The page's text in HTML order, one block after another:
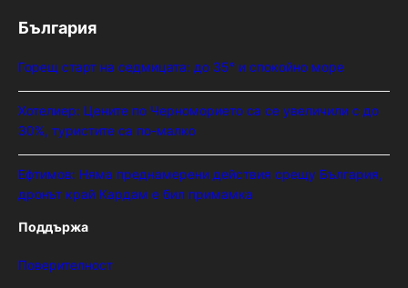
България
Горещ старт на седмицата: до 35° и спокойно море
Хотелиер: Цените по Черноморието са се увеличили с до
30%, туристите са по-малко
Ефтимов: Няма преднамерени действия срещу България,
дронът край Кардам е бил примамка
Поддържа
Поверителност